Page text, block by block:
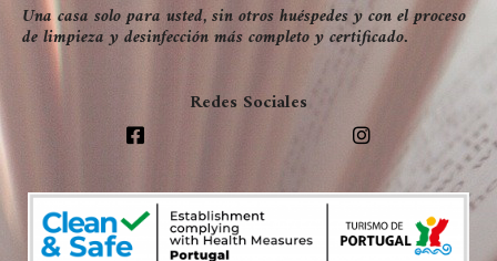
Una casa solo para usted, sin otros huéspedes y con el proceso
de limpieza y desinfección más completo y certificado.
Redes Sociales